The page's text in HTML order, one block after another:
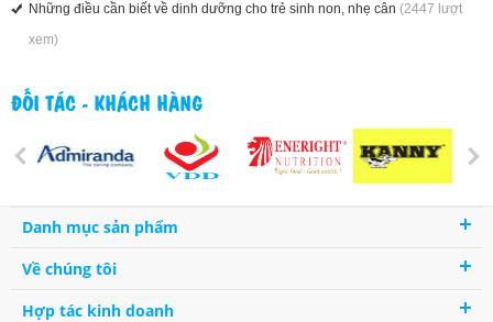
Những điều cần biết về dinh dưỡng cho trẻ sinh non, nhẹ cân (2447 lượt
xem)
ĐỐI TÁC - KHÁCH HÀNG
Danh mục sản phẩm
Về chúng tôi
Hợp tác kinh doanh